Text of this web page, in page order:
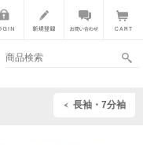
長袖・7分袖